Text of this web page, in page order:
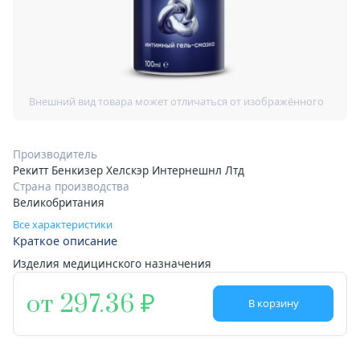
Производитель
Рекитт Бенкизер Хелскэр Интернешнл Лтд
Страна производства
Великобритания
Все характеристики
Краткое описание
Изделия медицинского назначения
от 297.36 В корзину